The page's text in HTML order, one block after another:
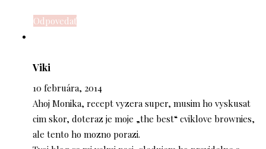
Odpovedať
Viki
10 februára, 2014
Ahoj Monika, recept vyzera super, musim ho vyskusat
cim skor, doteraz je moje „the best“ cviklove brownies,
ale tento ho mozno porazi.